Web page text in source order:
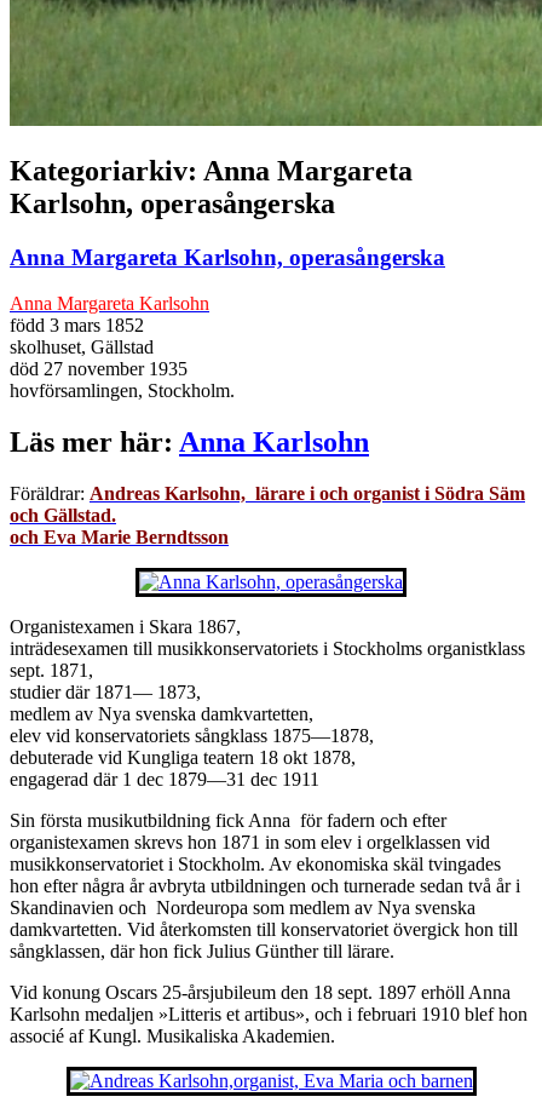
Kategoriarkiv: Anna Margareta
Karlsohn, operasångerska
Anna Margareta Karlsohn, operasångerska
Anna Margareta Karlsohn
född 3 mars 1852
skolhuset, Gällstad
död 27 november 1935
hovförsamlingen, Stockholm.
Läs mer här: Anna Karlsohn
Föräldrar: Andreas Karlsohn, lärare i och organist i Södra Säm
och Gällstad.
och Eva Marie Berndtsson
Organistexamen i Skara 1867,
inträdesexamen till musikkonservatoriets i Stockholms organistklass
sept. 1871,
studier där 1871— 1873,
medlem av Nya svenska damkvartetten,
elev vid konservatoriets sångklass 1875—1878,
debuterade vid Kungliga teatern 18 okt 1878,
engagerad där 1 dec 1879—31 dec 1911
Sin första musikutbildning fick Anna för fadern och efter
organistexamen skrevs hon 1871 in som elev i orgelklassen vid
musikkonservatoriet i Stockholm. Av ekonomiska skäl tvingades
hon efter några år avbryta utbildningen och turnerade sedan två år i
Skandinavien och Nordeuropa som medlem av Nya svenska
damkvartetten. Vid återkomsten till konservatoriet övergick hon till
sångklassen, där hon fick Julius Günther till lärare.
Vid konung Oscars 25-årsjubileum den 18 sept. 1897 erhöll Anna
Karlsohn medaljen »Litteris et artibus», och i februari 1910 blef hon
associé af Kungl. Musikaliska Akademien.